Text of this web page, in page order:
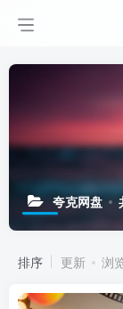
夸克网盘
排序 更新 浏